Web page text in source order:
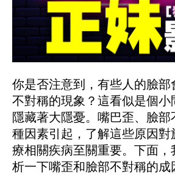
你是否注意到，有些人的臉部
不對稱的現象？這看似是個小
隱藏著大隱憂。嘴巴歪、臉部
種因素引起，了解這些原因對
療相關疾病至關重要。下面，
析一下嘴歪和臉部不對稱的成